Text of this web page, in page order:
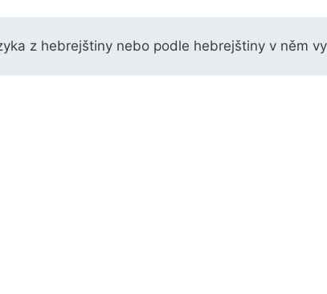
z hebrejštiny nebo podle hebrejštiny v něm